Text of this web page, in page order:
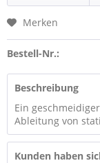
Merken
Bestell-Nr.:
Beschreibung
Ein
Ableitung von
Kunden haben